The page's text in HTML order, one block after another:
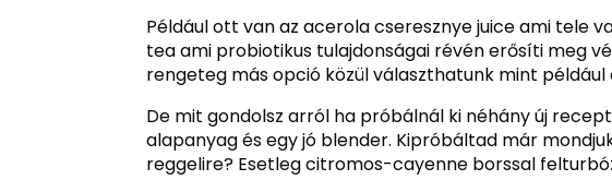
Például ott van az acerola cseresznye juice ami tele
tea ami probiotikus tulajdonságai révén erősíti meg
rengeteg más opció közül választhatunk mint
De mit gondolsz arról ha próbálnál ki néhány új
alapanyag és egy jó blender. Kipróbáltad már
reggelire? Esetleg citromos-cayenne borssal